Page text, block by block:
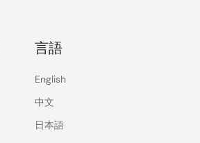
言語
English
中文
日本語